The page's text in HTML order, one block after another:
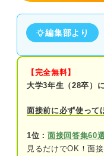
編集部より
【完全無料】
大学3年生（28卒）
面接前に必ず使って
1位： 面接回答集60
見るだけでOK！面